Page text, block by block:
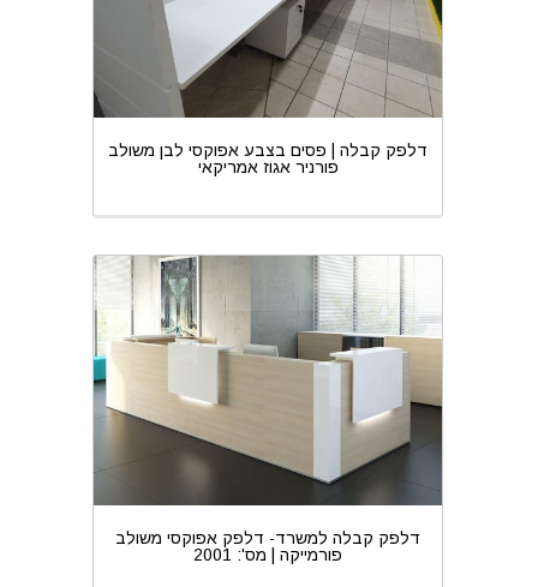
דלפק קבלה | פסים בצבע אפוקסי לבן משולב
פורניר אגוז אמריקאי
דלפק קבלה למשרד- דלפק אפוקסי משולב
פורמייקה | מס': 2001